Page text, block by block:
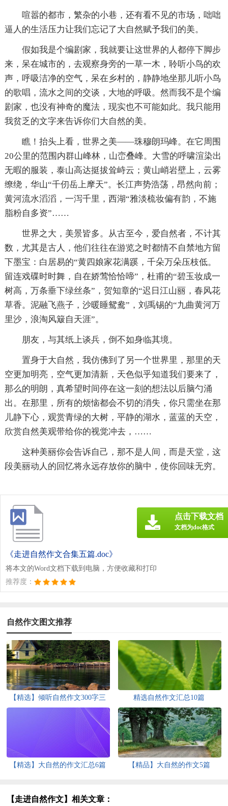
喧嚣的都市，繁杂的小巷，还有看不见的市场，咄咄
逼人的生活压力让我们忘记了大自然赋予我们的美。
假如我是个编剧家，我就要让这世界的人都停下脚步
来，呆在城市的，去观察身旁的一草一木，聆听小鸟的欢
声，呼吸洁净的空气，呆在乡村的，静静地坐那儿听小鸟
的歌唱，流水之间的交谈，大地的呼吸。然而我不是个编
剧家，也没有神奇的魔法，现实也不可能如此。我只能用
我贫乏的文字来告诉你们大自然的美。
瞧！抬头上看，世界之美——珠穆朗玛峰。在它周围
20公里的范围内群山峰林，山峦叠峰。大雪的呼啸渲染出
无暇的服装，泰山高达挺拔耸峙云；黄山峭岩壁上，云雾
缭绕，华山“千仞岳上摩天”。长江声势浩荡，昂然向前；
黄河流水滔滔，一泻千里，西湖“雅淡梳妆偏有韵，不施
脂粉自多资”……
世界之大，美景皆多。从古至今，爱自然者，不计其
数，尤其是古人，他们往往在游览之时都情不自禁地方留
下墨宝：白居易的“黄四娘家花满蹊，千朵万朵压枝低。
留连戏碟时时舞，自在娇莺恰恰啼”，杜甫的“碧玉妆成一
树高，万条垂下绿丝条”，贺知章的“迟日江山丽，春风花
草香。泥融飞燕子，沙暖睡鸳鸯”，刘禹锡的“九曲黄河万
里沙，浪淘风簸自天涯”。
朋友，与其纸上谈兵，倒不如身临其境。
置身于大自然，我仿佛到了另一个世界里，那里的天
空更加明亮，空气更加清新，天色似乎知道我们要来了，
那么的明朗，真希望时间停在这一刻的想法以后脑勺涌
出。在那里，所有的烦恼都会不切的消失，你只需坐在那
儿静下心，观赏青绿的大树，平静的湖水，蓝蓝的天空，
欣赏自然美观带给你的视觉冲去，……
这种美丽你会告诉自己，那不是人间，而是天堂，这
段美丽动人的回忆将永远存放你的脑中，使你回味无穷。
《走进自然作文合集五篇.doc》
将本文的Word文档下载到电脑，方便收藏和打印
推荐度：
点击下载文档
文档为doc格式
自然作文图文推荐
【精选】倾听自然作文300字三
精选自然作文汇总10篇
【精选】大自然的作文汇总6篇 【精品】大自然的作文5篇
【走进自然作文】相关文章：